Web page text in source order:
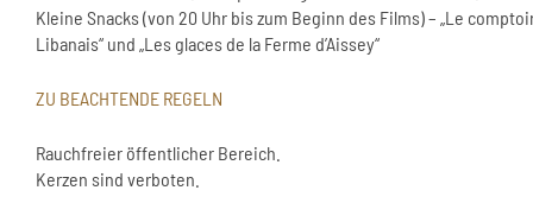
Kleine Snacks (von 20 Uhr bis zum Beginn des Films) – „Le
Libanais“ und „Les glaces de la Ferme d’Aissey“
ZU BEACHTENDE REGELN
Rauchfreier öffentlicher Bereich.
Kerzen sind verboten.